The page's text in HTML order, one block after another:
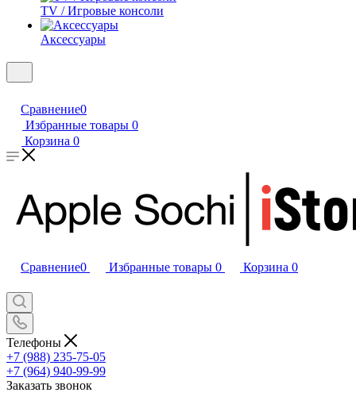
TV / Игровые консоли
Аксессуары
Сравнение0
Избранные товары 0
Корзина 0
Сравнение0 Избранные товары 0 Корзина 0
Телефоны
+7 (988) 235-75-05
+7 (964) 940-99-99
Заказать звонок